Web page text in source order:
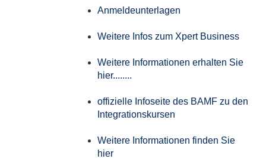
Anmeldeunterlagen
Weitere Infos zum Xpert Business
Weitere Informationen erhalten Sie
hier........
offizielle Infoseite des BAMF zu den
Integrationskursen
Weitere Informationen finden Sie
hier